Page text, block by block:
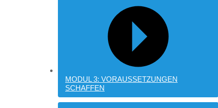
MODUL 3: VORAUSSETZUNGEN
SCHAFFEN